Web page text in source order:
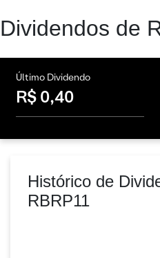
Dividendos de
Último Dividendo
R$ 0,40
Histórico de
RBRP11